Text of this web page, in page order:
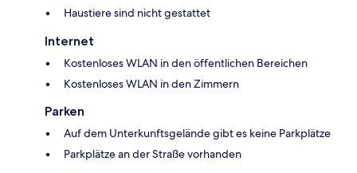
Haustiere sind nicht gestattet
Internet
Kostenloses WLAN in den öffentlichen Bereichen
Kostenloses WLAN in den Zimmern
Parken
Auf dem Unterkunftsgelände gibt es keine Parkplätze
Parkplätze an der Straße vorhanden